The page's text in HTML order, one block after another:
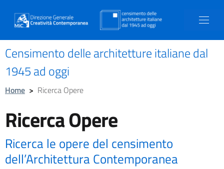
Censimento delle architetture italiane dal
1945 ad oggi
Home > Ricerca Opere
Ricerca Opere
Ricerca le opere del censimento
dell’Architettura Contemporanea